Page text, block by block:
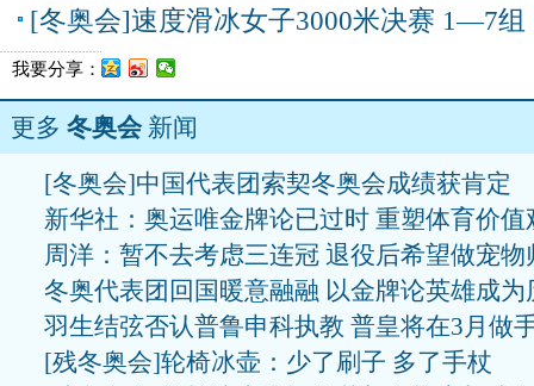
[冬奥会]速度滑冰女子3000米决赛 1—7组
我要分享：
更多 冬奥会新闻
[冬奥会]中国代表团索契冬奥会成绩获肯定
新华社：奥运唯金牌论已过时 重塑体育价值
周洋：暂不去考虑三连冠 退役后希望做宠物
冬奥代表团回国暖意融融 以金牌论英雄成为
羽生结弦否认普鲁申科执教 普皇将在3月做
[残冬奥会]轮椅冰壶：少了刷子 多了手杖